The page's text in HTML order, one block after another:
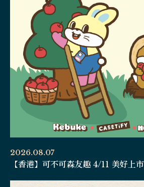
2026.08.07
【香港】可不可森友趣 4/11 美好上市